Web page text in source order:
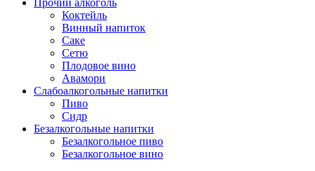
Прочий алкоголь
Коктейль
Винный напиток
Саке
Сетю
Плодовое вино
Авамори
Слабоалкогольные напитки
Пиво
Сидр
Безалкогольные напитки
Безалкогольное пиво
Безалкогольное вино